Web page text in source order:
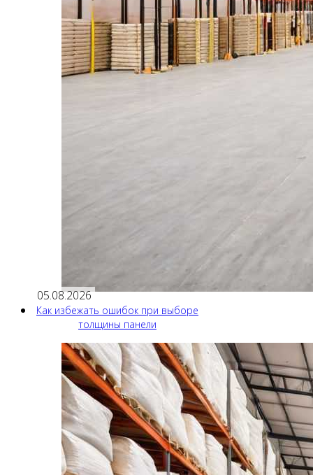
05.08.2026
Как избежать ошибок при выборе
толщины панели